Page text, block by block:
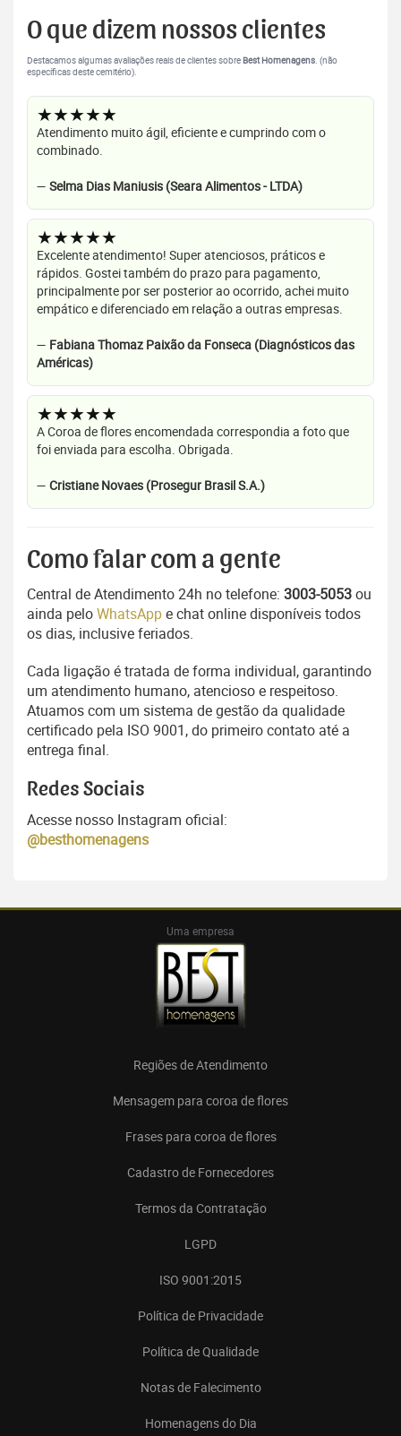
O que dizem nossos clientes
Destacamos algumas avaliações reais de clientes sobre Best Homenagens. (não
específicas deste cemitério).
★★★★★
Atendimento muito ágil, eficiente e cumprindo com o
combinado.
— Selma Dias Maniusis (Seara Alimentos - LTDA)
★★★★★
Excelente atendimento! Super atenciosos, práticos e
rápidos. Gostei também do prazo para pagamento,
principalmente por ser posterior ao ocorrido, achei muito
empático e diferenciado em relação a outras empresas.
— Fabiana Thomaz Paixão da Fonseca (Diagnósticos das
Américas)
★★★★★
A Coroa de flores encomendada correspondia a foto que
foi enviada para escolha. Obrigada.
— Cristiane Novaes (Prosegur Brasil S.A.)
Como falar com a gente
Central de Atendimento 24h no telefone: 3003-5053ou
ainda peloWhatsAppe chat online disponíveis todos
os dias, inclusive feriados.
Cada ligação é tratada de forma individual, garantindo
um atendimento humano, atencioso e respeitoso.
Atuamos com um sistema de gestão da qualidade
certificado pela ISO 9001, do primeiro contato até a
entrega final.
Redes Sociais
Acesse nosso Instagram oficial:
@besthomenagens
Uma empresa
Regiões de Atendimento
Mensagem para coroa de flores
Frases para coroa de flores
Cadastro de Fornecedores
Termos da Contratação
LGPD
ISO 9001:2015
Política de Privacidade
Política de Qualidade
Notas de Falecimento
Homenagens do Dia